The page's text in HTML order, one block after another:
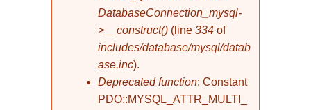
DatabaseConnection_mysql-
>__construct() (line 334 of
includes/database/mysql/datab
ase.inc).
Deprecated function: Constant
PDO::MYSQL_ATTR_MULTI_